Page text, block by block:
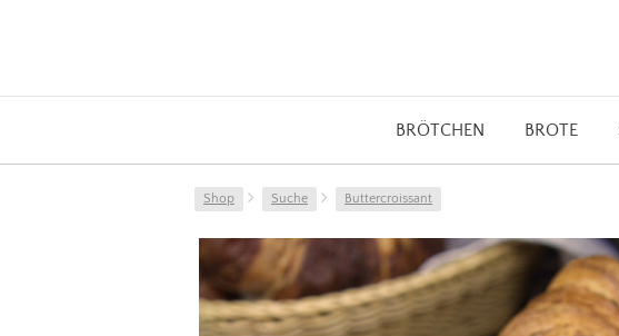
BRÖTCHEN BROTE
Shop Suche Buttercroissant